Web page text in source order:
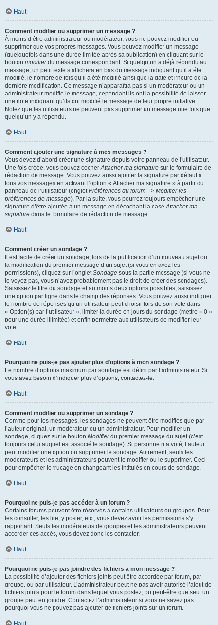
Haut
Comment modifier ou supprimer un message ?
À moins d’être administrateur ou modérateur, vous ne pouvez modifier ou
supprimer que vos propres messages. Vous pouvez modifier un message
(quelquefois dans une durée limitée après sa publication) en cliquant sur le
bouton modifierdu message correspondant. Si quelqu’un a déjà répondu au
message, un petit texte s’affichera en bas du message indiquant qu’il a été
modifié, le nombre de fois qu’il a été modifié ainsi que la date et l’heure de la
dernière modification. Ce message n’apparaîtra pas si un modérateur ou un
administrateur modifie le message, cependant ils ont la possibilité de laisser
une note indiquant qu’ils ont modifié le message de leur propre initiative.
Notez que les utilisateurs ne peuvent pas supprimer un message une fois que
quelqu’un y a répondu.
Haut
Comment ajouter une signature à mes messages ?
Vous devez d’abord créer une signature depuis votre panneau de l’utilisateur.
Une fois créée, vous pouvez cocher Attacher ma signature sur le formulaire de
rédaction de message. Vous pouvez aussi ajouter la signature par défaut à
tous vos messages en activant l’option « Attacher ma signature » à partir du
panneau de l’utilisateur (onglet Préférences du forum --> Modifier les
préférences de message). Par la suite, vous pourrez toujours empêcher une
signature d’être ajoutée à un message en décochant la case Attacher ma
signature dans le formulaire de rédaction de message.
Haut
Comment créer un sondage ?
Il est facile de créer un sondage, lors de la publication d’un nouveau sujet ou
la modification du premier message d’un sujet (si vous en avez les
permissions), cliquez sur l’onglet Sondage sous la partie message (si vous ne
le voyez pas, vous n’avez probablement pas le droit de créer des sondages).
Saisissez le titre du sondage et au moins deux options possibles, saisissez
une option par ligne dans le champ des réponses. Vous pouvez aussi indiquer
le nombre de réponses qu’un utilisateur peut choisir lors de son vote dans
« Option(s) par l’utilisateur », limiter la durée en jours du sondage (mettre « 0 »
pour une durée illimitée) et enfin permettre aux utilisateurs de modifier leur
vote.
Haut
Pourquoi ne puis-je pas ajouter plus d’options à mon sondage ?
Le nombre d’options maximum par sondage est défini par l’administrateur. Si
vous avez besoin d’indiquer plus d’options, contactez-le.
Haut
Comment modifier ou supprimer un sondage ?
Comme pour les messages, les sondages ne peuvent être modifiés que par
l’auteur original, un modérateur ou un administrateur. Pour modifier un
sondage, cliquez sur le bouton Modifierdu premier message du sujet (c’est
toujours celui auquel est associé le sondage). Si personne n’a voté, l’auteur
peut modifier une option ou supprimer le sondage. Autrement, seuls les
modérateurs et les administrateurs peuvent le modifier ou le supprimer. Ceci
pour empêcher le trucage en changeant les intitulés en cours de sondage.
Haut
Pourquoi ne puis-je pas accéder à un forum ?
Certains forums peuvent être réservés à certains utilisateurs ou groupes. Pour
les consulter, les lire, y poster, etc., vous devez avoir les permissions s’y
rapportant. Seuls les modérateurs de groupes et les administrateurs peuvent
accorder ces accès, vous devez donc les contacter.
Haut
Pourquoi ne puis-je pas joindre des fichiers à mon message ?
La possibilité d’ajouter des fichiers joints peut être accordée par forum, par
groupe, ou par utilisateur. L’administrateur peut ne pas avoir autorisé l’ajout de
fichiers joints pour le forum dans lequel vous postez, ou peut-être que seul un
groupe peut en joindre. Contactez l’administrateur si vous ne savez pas
pourquoi vous ne pouvez pas ajouter de fichiers joints sur un forum.
Haut